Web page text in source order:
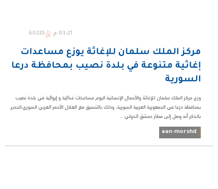
03:21 م 60225
مركز الملك سلمان للإغاثة يوزع مساعدات
إغاثية متنوعة في بلدة نصيب بمحافظة درعا
السورية
وزع مركز الملك سلمان للإغاثة والأعمال الإنسانية اليوم مساعدات غذائية و إيوائية في بلدة نصيب
بمحافظة درعا في الجمهورية العربية السورية، وذلك بالتنسيق مع الهلال الأحمر العربي السوري.الجدير
بالذكر أنه وصل إلى مطار دمشق الدولي ...
aan-morshd